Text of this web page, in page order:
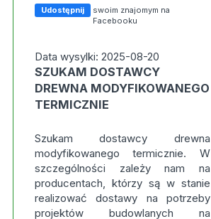
Udostępnij
swoim znajomym na
Facebooku
Data wysylki: 2025-08-20
SZUKAM DOSTAWCY
DREWNA MODYFIKOWANEGO
TERMICZNIE
Szukam dostawcy drewna
modyfikowanego termicznie. W
szczególności zależy nam na
producentach, którzy są w stanie
realizować dostawy na potrzeby
projektów budowlanych na